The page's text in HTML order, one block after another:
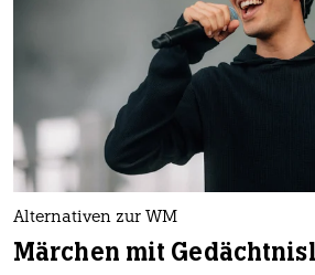
Alternativen zur WM
Märchen mit